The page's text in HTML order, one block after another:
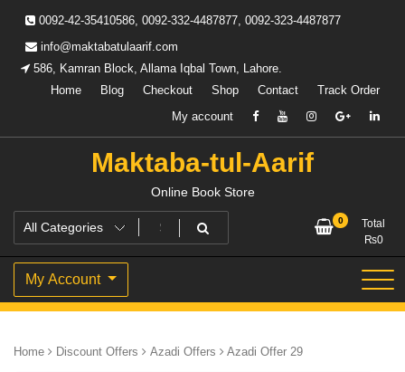
content
0092-42-35410586, 0092-332-4487877, 0092-323-4487877
info@maktabatulaarif.com
586, Kamran Block, Allama Iqbal Town, Lahore.
Home
Blog Checkout Shop Contact
Track Order
My account
Maktaba-tul-Aarif
Online Book Store
0
Total
₨0
My Account
Home Discount Offers Azadi Offers Azadi Offer 29